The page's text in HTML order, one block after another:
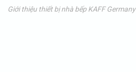
Giới thiệu thiết bị nhà bếp KAFF Germany